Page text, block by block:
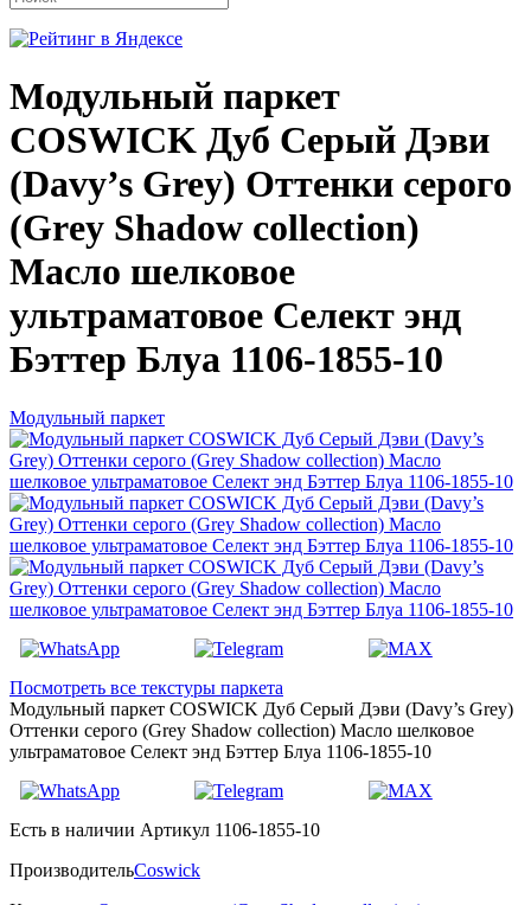
Модульный паркет
COSWICK Дуб Серый Дэви
(Davy’s Grey) Оттенки серого
(Grеy Shadow collection)
Масло шелковое
ультраматовое Селект энд
Бэттер Блуа 1106-1855-10
Модульный паркет
Посмотреть все текстуры паркета
Модульный паркет COSWICK Дуб Серый Дэви (Davy’s Grey)
Оттенки серого (Grеy Shadow collection) Масло шелковое
ультраматовое Селект энд Бэттер Блуа 1106-1855-10
Есть в наличии Артикул 1106-1855-10
ПроизводительCoswick